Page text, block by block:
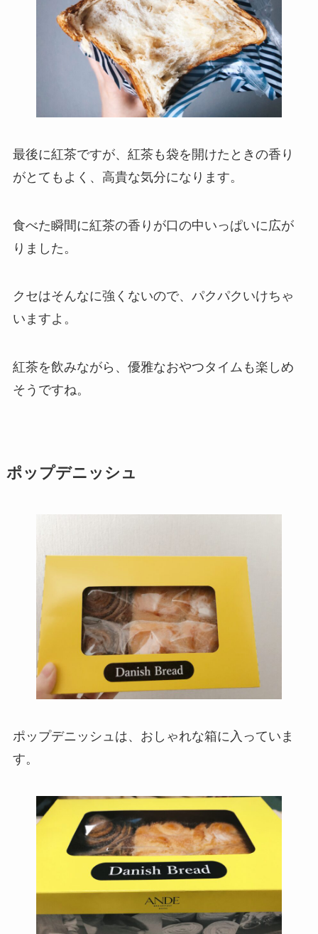
最後に紅茶ですが、紅茶も袋を開けたときの香り
がとてもよく、高貴な気分になります。
食べた瞬間に紅茶の香りが口の中いっぱいに広が
りました。
クセはそんなに強くないので、パクパクいけちゃ
いますよ。
紅茶を飲みながら、優雅なおやつタイムも楽しめ
そうですね。
ポップデニッシュ
ポップデニッシュは、おしゃれな箱に入っていま
す。